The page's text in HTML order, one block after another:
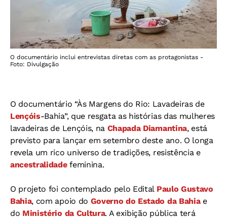
O documentário inclui entrevistas diretas com as protagonistas -
Foto: Divulgação
O documentário “Às Margens do Rio: Lavadeiras de
Lençóis-Bahia”, que resgata as histórias das mulheres
lavadeiras de Lençóis, na Chapada Diamantina, está
previsto para lançar em setembro deste ano. O longa
revela um rico universo de tradições, resistência e
ancestralidadefeminina.
O projeto foi contemplado pelo Edital Paulo Gustavo
Bahia, com apoio do Governo do Estado da Bahiae
do Ministério da Cultura. A exibição pública terá